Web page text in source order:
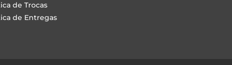
de Trocas
de Entregas